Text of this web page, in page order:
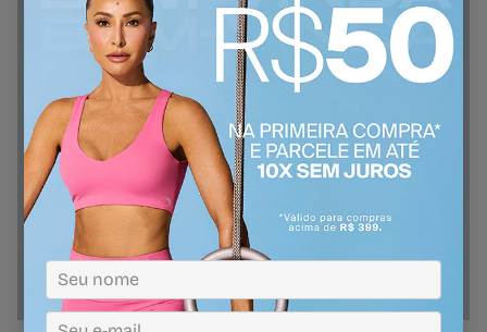
Adicionar ao Carrinho